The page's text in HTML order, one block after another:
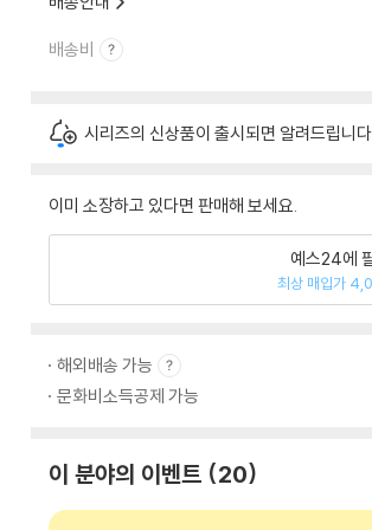
배송비
시리즈의 신상품이 출시되면 알려드립니
이미 소장하고 있다면 판매해 보세요.
예스24에
최상 매입가
해외배송 가능
문화비소득공제 가능
이 분야의 이벤트 20